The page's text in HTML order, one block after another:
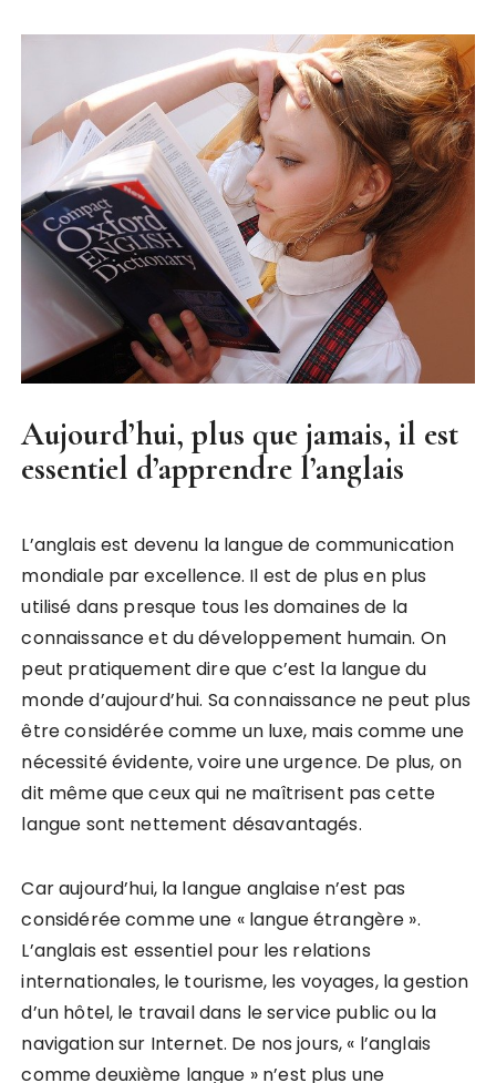
Aujourd’hui, plus que jamais, il est
essentiel d’apprendre l’anglais
L’anglais est devenu la langue de communication
mondiale par excellence. Il est de plus en plus
utilisé dans presque tous les domaines de la
connaissance et du développement humain. On
peut pratiquement dire que c’est la langue du
monde d’aujourd’hui. Sa connaissance ne peut plus
être considérée comme un luxe, mais comme une
nécessité évidente, voire une urgence. De plus, on
dit même que ceux qui ne maîtrisent pas cette
langue sont nettement désavantagés.
Car aujourd’hui, la langue anglaise n’est pas
considérée comme une « langue étrangère ».
L’anglais est essentiel pour les relations
internationales, le tourisme, les voyages, la gestion
d’un hôtel, le travail dans le service public ou la
navigation sur Internet. De nos jours, « l’anglais
comme deuxième langue » n’est plus une